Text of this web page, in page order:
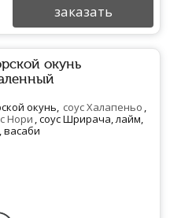
заказать
окунь
окунь, соус Халапеньо ,
Нори , соус Шрирача, лайм,
васаби